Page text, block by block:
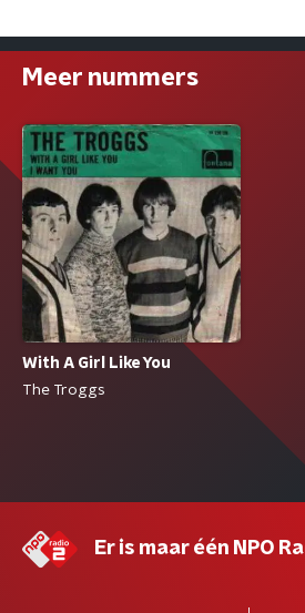
Meer nummers
With A Girl Like You
The Troggs
Er is maar één NPO